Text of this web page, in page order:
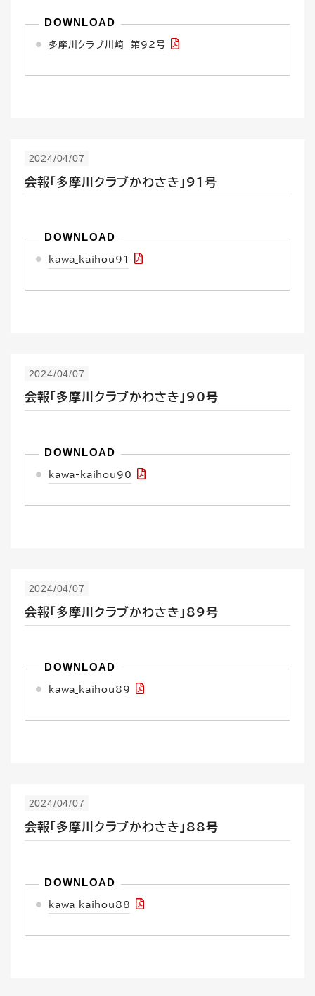
多摩川クラブ川崎 第９２号
2024/04/07
会報「多摩川クラブかわさき」91号
kawa_kaihou91
2024/04/07
会報「多摩川クラブかわさき」90号
kawa-kaihou90
2024/04/07
会報「多摩川クラブかわさき」89号
kawa_kaihou89
2024/04/07
会報「多摩川クラブかわさき」88号
kawa_kaihou88